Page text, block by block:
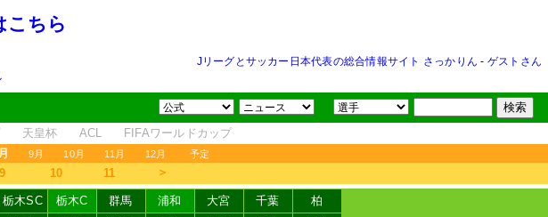
こちら
Jリーグとサッカー日本代表の総合情報サイト さっかりん - ゲストさん
天皇杯 ACL FIFAワールドカップ
9月 10月 11月 12月 予定
9 10 11 ＞
栃木SC 栃木C 群馬 浦和 大宮 千葉
柏